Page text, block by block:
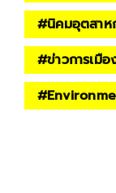
#นิคมอุตสาห
#ข่าวการเมือ
#